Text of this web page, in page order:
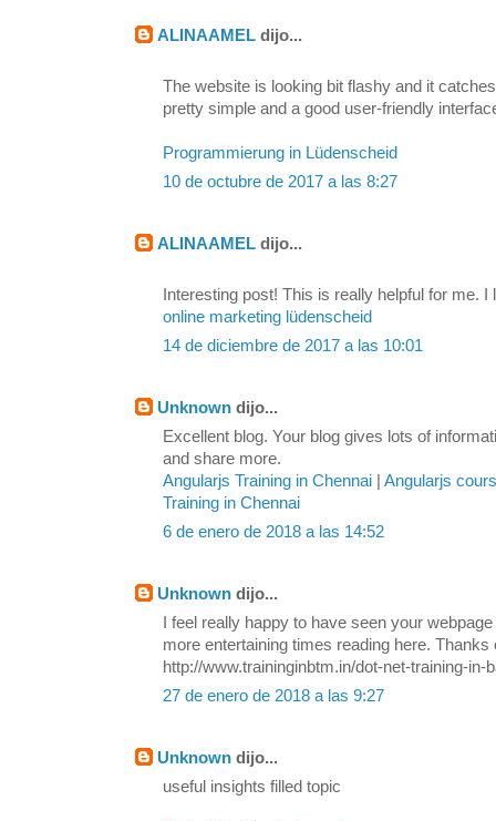
ALINAAMEL dijo...
The website is looking bit flashy and it
pretty simple and a good user-friendly
Programmierung in Lüdenscheid
10 de octubre de 2017 a las 8:27
ALINAAMEL dijo...
Interesting post! This is really helpful for me.
online marketing lüdenscheid
14 de diciembre de 2017 a las 10:01
Unknown dijo...
Excellent blog. Your blog gives lots of
and share more.
Angularjs Training in Chennai
Angularjs
Training in Chennai
6 de enero de 2018 a las 14:52
Unknown dijo...
I feel really happy to have seen your
more entertaining times reading here.
http://www.traininginbtm.in/dot-net-training-in-
27 de enero de 2018 a las 9:27
Unknown dijo...
useful insights filled topic